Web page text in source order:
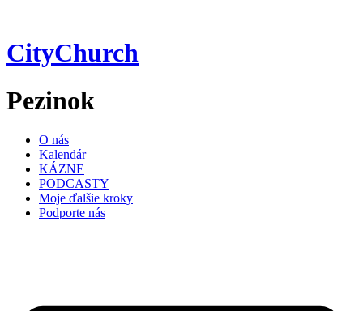
obsah
CityChurch
Pezinok
O nás
Kalendár
KÁZNE
PODCASTY
Moje ďalšie kroky
Podporte nás